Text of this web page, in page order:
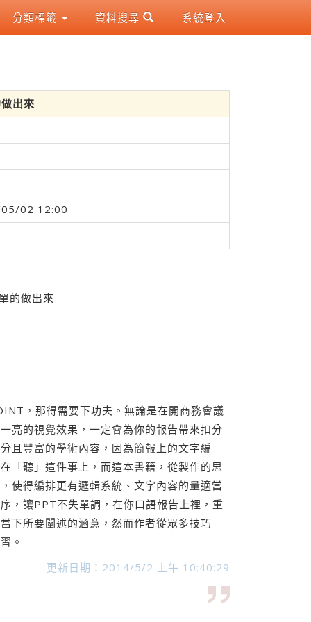
分類標籤 資料搜尋 系統登入
出來
02 12:00
的做出來
，那得需要下功夫。無論是在開商務會議
亮的視覺效果，一定會為你的報告帶來扣分
且豐富的學術內容，因為簡報上的文字編
「聽」這件事上，而這本書籍，從製作的思
使得編排更有邏輯系統、文字內容的量適當
，讓PPT不失單調，在你口語報告上裡，重
下所要闡述的涵意，然而作者從眾多技巧
。
更新日期：2014/5/2 上午 10:40:29